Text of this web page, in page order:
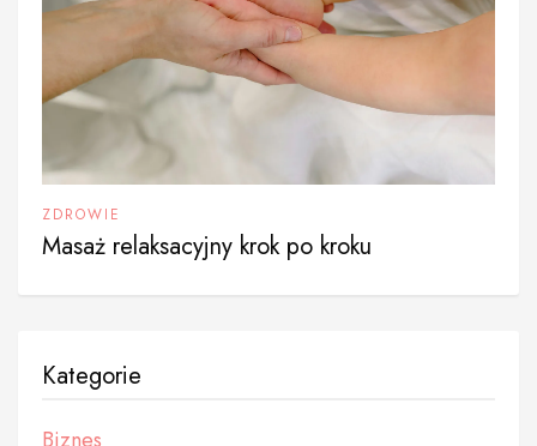
ZDROWIE
Masaż relaksacyjny krok po kroku
Kategorie